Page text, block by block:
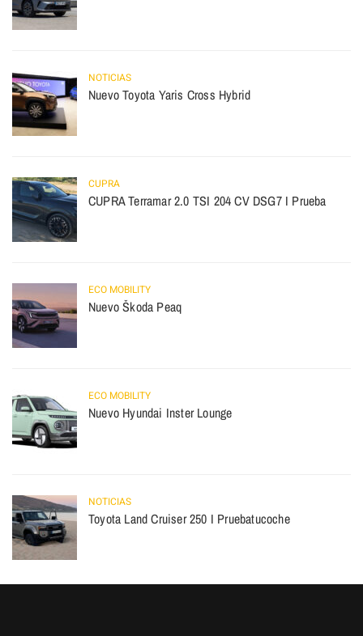
NOTICIAS
Nuevo Toyota Yaris Cross Hybrid
CUPRA
CUPRA Terramar 2.0 TSI 204 CV DSG7 I Prueba
ECO MOBILITY
Nuevo Škoda Peaq
ECO MOBILITY
Nuevo Hyundai Inster Lounge
NOTICIAS
Toyota Land Cruiser 250 I Pruebatucoche